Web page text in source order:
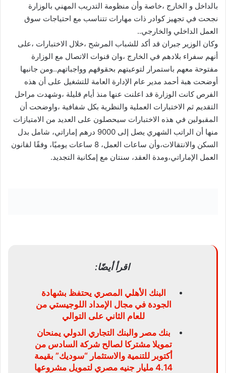
بالداخل و الخارج ،خاصة وأن منظومة التدريب المهني بالوزارة
نجحت في تجهيز كوادر ذات مهارات تتناسب مع احتياجات سوق
العمل الداخلي والخارجي..
وكان الوزير جبران قد أكد للشباب المرشح ،خلال الاختبارات ،على
أنهم سفراء بلادهم في الخارج ،وان قنوات الاتصال مع الوزارة
مفتوحة معهم باستمرار لتوعيتهم بحقوقهم وواجباتهم..ومن جانبها
أوضحت هبة أحمد مدير عام الإدارة العامة للتشغيل على أن هذه
الفرص كانت الوزارة قد اعلنت عنها منذ أيام قليلة ،وشهدت مراحل
التقديم ثم الاختبارات العملية والنظرية بكل شفافية ،واوضحت أن
المقبولين في هذه الاختبارات سيحصلون على العديد من الامتيازات
منها أن الراتب الشهري يصل إلى 9000 درهم إماراتي، شامل بدل
السكن والانتقالات،وأن ساعات العمل، 8 ساعات يوميًا، وفقًا لقانون
العمل الإماراتي،ومدة العقد، سنتان مع إمكانية التجديد.
اقرأ أيضًا:
البنك الأهلي المصري يحتفظ بشهادة
الجودة في مجال الإمداد اللوجيستي من
للعام الثاني على التوالي
بنك مصر والبنك التجاري الدولي يمنحان
تمويلا مشتركا لصالح شركة السادس من
أكتوبر للتنمية والاستثمار “سوديك” بقيمة
4.14 مليار جنيه مصري لتمويل مشروعها